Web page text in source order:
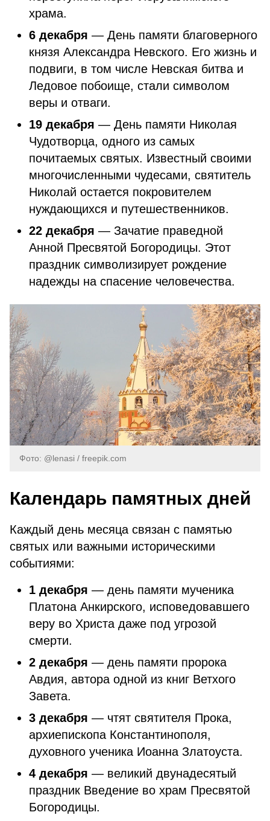
храма.
6 декабря — День памяти благоверного
князя Александра Невского. Его жизнь и
подвиги, в том числе Невская битва и
Ледовое побоище, стали символом
веры и отваги.
19 декабря — День памяти Николая
Чудотворца, одного из самых
почитаемых святых. Известный своими
многочисленными чудесами, святитель
Николай остается покровителем
нуждающихся и путешественников.
22 декабря — Зачатие праведной
Анной Пресвятой Богородицы. Этот
праздник символизирует рождение
надежды на спасение человечества.
Фото: @lenasi / freepik.com
Календарь памятных дней
Каждый день месяца связан с памятью
святых или важными историческими
событиями:
1 декабря — день памяти мученика
Платона Анкирского, исповедовавшего
веру во Христа даже под угрозой
смерти.
2 декабря — день памяти пророка
Авдия, автора одной из книг Ветхого
Завета.
3 декабря — чтят святителя Прока,
архиепископа Константинополя,
духовного ученика Иоанна Златоуста.
4 декабря — великий двунадесятый
праздник Введение во храм Пресвятой
Богородицы.